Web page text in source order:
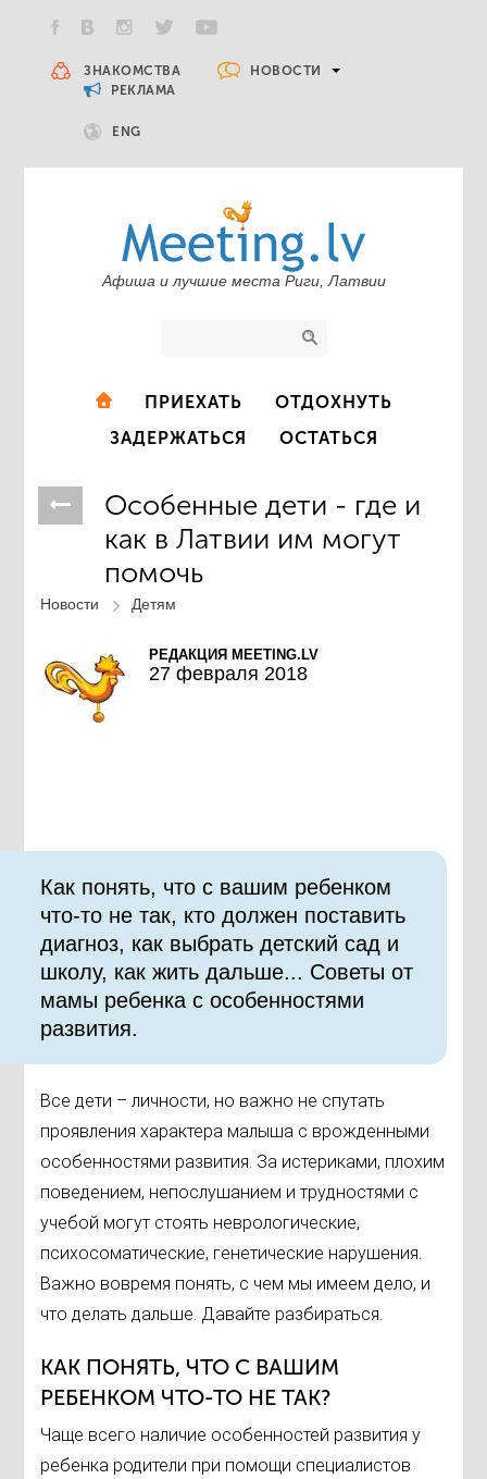
ЗНАКОМСТВА
НОВОСТИ
РЕКЛАМА
ENG
Афиша и лучшие места Риги, Латвии
ПРИЕХАТЬ
ОТДОХНУТЬ
ЗАДЕРЖАТЬСЯ
ОСТАТЬСЯ
Особенные дети - где и
как в Латвии им могут
помочь
Новости Детям
РЕДАКЦИЯ MEETING.LV
27 февраля 2018
Как понять, что с вашим ребенком
что-то не так, кто должен поставить
диагноз, как выбрать детский сад и
школу, как жить дальше... Советы от
мамы ребенка с особенностями
развития.
Все дети – личности, но важно не спутать
проявления характера малыша с врожденными
особенностями развития. За истериками, плохим
поведением, непослушанием и трудностями с
учебой могут стоять неврологические,
психосоматические, генетические нарушения.
Важно вовремя понять, с чем мы имеем дело, и
что делать дальше. Давайте разбираться.
КАК ПОНЯТЬ, ЧТО С ВАШИМ
РЕБЕНКОМ ЧТО-ТО НЕ ТАК?
Чаще всего наличие особенностей развития у
ребенка родители при помощи специалистов